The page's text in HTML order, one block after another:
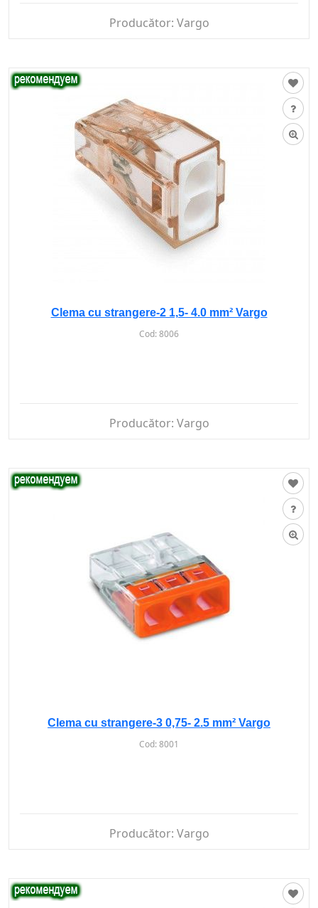
Producător: Vargo
Clema cu strangere-2 1,5- 4.0 mm² Vargo
Cod:8006
Producător: Vargo
Clema cu strangere-3 0,75- 2.5 mm² Vargo
Cod:8001
Producător: Vargo